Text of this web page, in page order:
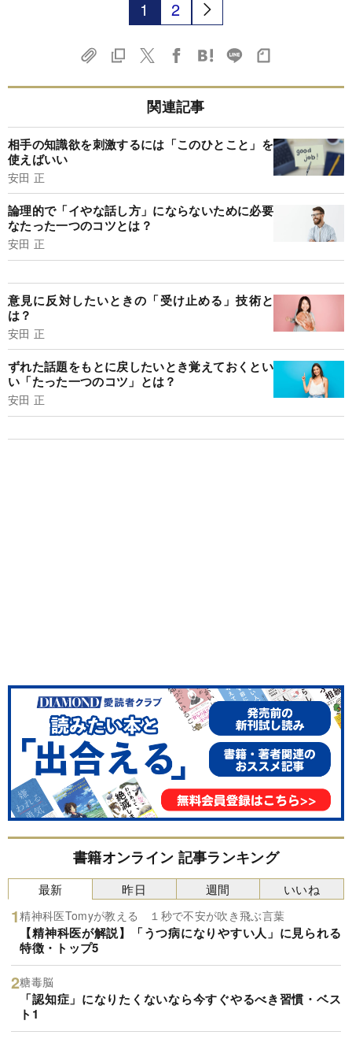
1 2
関連記事
相手の知識欲を刺激するには「このひとこと」を
使えばいい
安田 正
論理的で「イやな話し方」にならないために必要
なたった一つのコツとは？
安田 正
意見に反対したいときの「受け止める」技術と
は？
安田 正
ずれた話題をもとに戻したいとき覚えておくとい
い「たった一つのコツ」とは？
安田 正
書籍オンライン 記事ランキング
最新
精神科医Tomyが教える １秒で不安が吹き飛ぶ言葉
【精神科医が解説】「うつ病になりやすい人」に見られる
特徴・トップ5
糖毒脳
「認知症」になりたくないなら今すぐやるべき習慣・ベス
ト1
昨日 週間 いいね